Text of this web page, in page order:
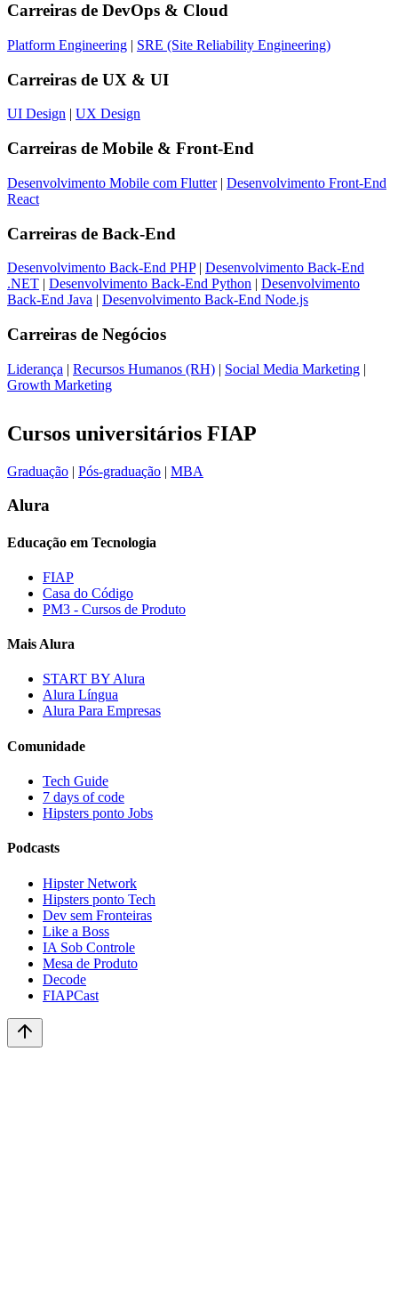
Carreiras de DevOps & Cloud
Platform Engineering | SRE (Site Reliability Engineering)
Carreiras de UX & UI
UI Design UX Design
Carreiras de Mobile & Front-End
Desenvolvimento Mobile com Flutter| Desenvolvimento Front-End
React
Carreiras de Back-End
Desenvolvimento Back-End PHP| Desenvolvimento Back-End
.NET | Desenvolvimento Back-End Python | Desenvolvimento
Back-End Java | Desenvolvimento Back-End Node.js
Carreiras de Negócios
Liderança | Recursos Humanos (RH) | Social Media Marketing |
Growth Marketing
Cursos universitários FIAP
Graduação | Pós-graduação | MBA
Alura
Educação em Tecnologia
FIAP
Casa do Código
PM3 - Cursos de Produto
Mais Alura
START BY Alura
Alura Língua
Alura Para Empresas
Comunidade
Tech Guide
7 days of code
Hipsters ponto Jobs
Podcasts
Hipster Network
Hipsters ponto Tech
Dev sem Fronteiras
Like a Boss
IA Sob Controle
Mesa de Produto
Decode
FIAPCast